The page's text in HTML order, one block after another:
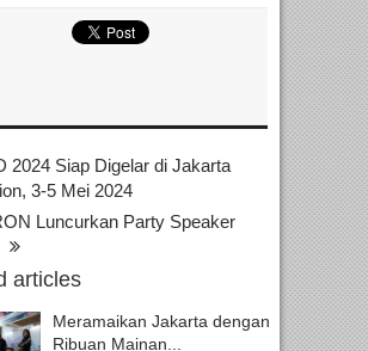
2024 Siap Digelar di Jakarta
3-5 Mei 2024
Luncurkan Party Speaker
articles
Meramaikan Jakarta dengan
Ribuan Mainan...